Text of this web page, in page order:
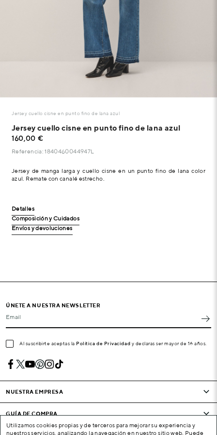
Jersey cuello cisne en punto fino de lana azul
Jersey cuello cisne en punto fino de lana azul
160,00 €
Referencia: 1840460044947L
Jersey de manga larga y cuello cisne en un punto fino de lana color
azul. Remate con canalé estrecho.
Detalles
Composición y Cuidados
Envíos y devoluciones
ÚNETE A NUESTRA NEWSLETTER
Email
Al suscribirte aceptas la Política de Privacidad y declaras ser mayor de 16 años.
NUESTRA EMPRESA
GUÍA DE COMPRA
Utilizamos cookies propias y de terceros para mejorar su experiencia y
nuestros servicios, analizando la navegación en nuestro sitio web. Puede